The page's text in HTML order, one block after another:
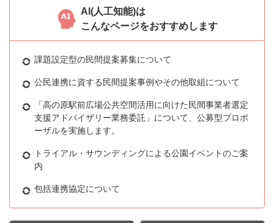
AI(人工知能)は
こんなページをおすすめします
課題設定型の民間提案募集について
公民連携に資する民間提案事例やその他取組について
「高の原駅前広場公共空間活用に向けた民間事業者選定
支援アドバイザリー業務委託」について、公募型プロポ
ーザルを実施します。
トライアル・サウンディングによる公園イベントのご案
内
包括連携協定について